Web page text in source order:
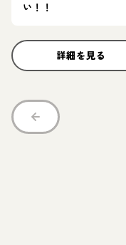
い！！
詳細を見る